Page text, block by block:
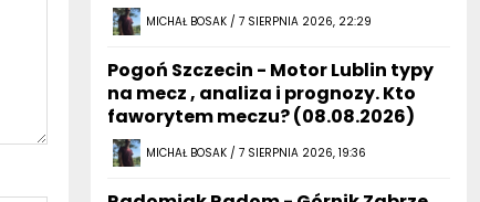
MICHAŁ BOSAK / 7 SIERPNIA 2026, 22:29
Pogoń Szczecin - Motor Lublin typy
na mecz , analiza i prognozy. Kto
faworytem meczu? (08.08.2026)
MICHAŁ BOSAK / 7 SIERPNIA 2026, 19:36